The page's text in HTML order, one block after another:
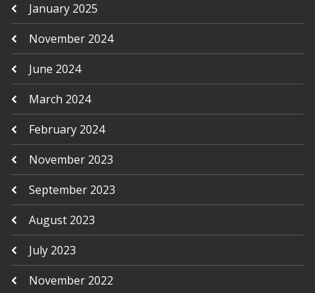
January 2025
November 2024
June 2024
March 2024
February 2024
November 2023
September 2023
August 2023
July 2023
November 2022